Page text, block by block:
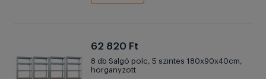
62 820 Ft
8 db Salgó polc, 5 szintes 180x90x40cm,
horganyzott